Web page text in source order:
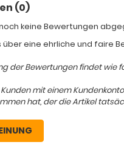
(0)
keine Bewertungen
über eine ehrliche und faire
der Bewertungen findet wie
mit einem
hat, der die Artikel